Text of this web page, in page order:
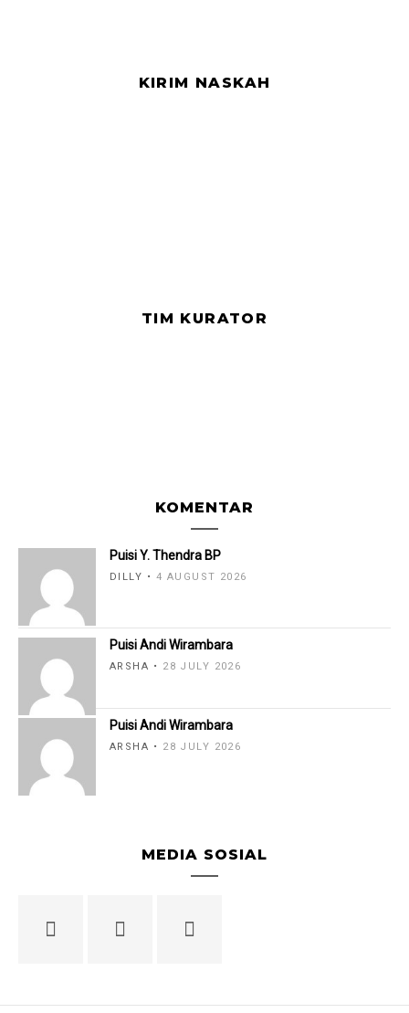
KIRIM NASKAH
TIM KURATOR
KOMENTAR
Puisi Y. Thendra BP
DILLY 4 AUGUST 2026
Puisi Andi Wirambara
ARSHA 28 JULY 2026
Puisi Andi Wirambara
ARSHA 28 JULY 2026
MEDIA SOSIAL